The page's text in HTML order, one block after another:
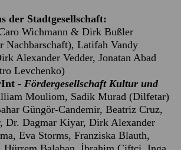
der Stadtgesellschaft:
Wichmann & Dirk Bußler
Nachbarschaft), Latifah Vandy
Alexander Vedder, Jonatan Abad
Levchenko)
- Fördergesellschaft Kultur und
Mouliom, Sadik Murad (Dilfetar)
Güngör-Candemir, Beatriz Cruz,
Dr. Dagmar Kiyar, Dirk Alexander
Eva Storms, Franziska Blauth,